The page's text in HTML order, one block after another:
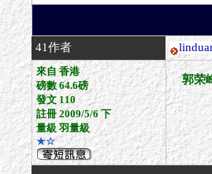
41作者
來自 香港
磅數 64.6磅
發文 110
註冊 2009/5/6 下
量級 羽量級
★☆
郭荣